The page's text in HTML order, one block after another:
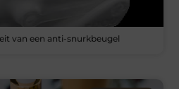
van een anti-snurkbeugel